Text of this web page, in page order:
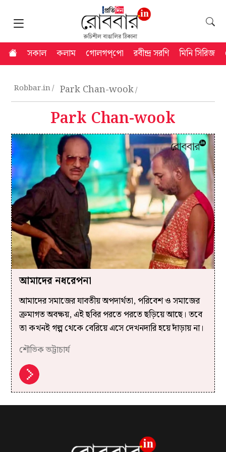
সকাল কলাম গোলগপ্‌পো রবীন্দ্র সরণি মিনি সিরিজ
Robbar.in Park Chan-wook
Park Chan-wook
আমাদের নধরেপনা
আমাদের সমাজের যাবতীয় অপদার্থতা, পরিবেশ ও সমাজের
ক্রমাগত অবক্ষয়, এই ছবির পরতে পরতে ছড়িয়ে আছে। তবে
তা কখনই গল্প থেকে বেরিয়ে এসে দেখনদারি হয়ে দাঁড়ায় না।
শৌভিক ভট্টাচার্য